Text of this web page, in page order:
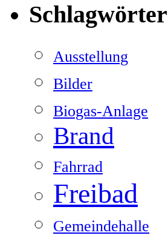
Schlagwörter
Ausstellung
Bilder
Biogas-Anlage
Brand
Fahrrad
Freibad
Gemeindehalle